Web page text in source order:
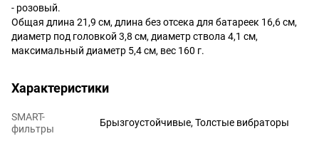
- розовый.
Общая длина 21,9 см, длина без отсека для батареек 16,6 см,
диаметр под головкой 3,8 см, диаметр ствола 4,1 см,
максимальный диаметр 5,4 см, вес 160 г.
Характеристики
SMART-
фильтры
Брызгоустойчивые, Толстые вибраторы